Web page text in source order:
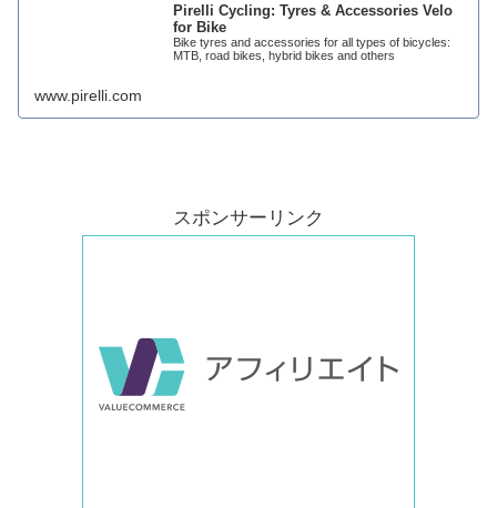
Pirelli Cycling: Tyres & Accessories Velo
for Bike
Bike tyres and accessories for all types of bicycles:
MTB, road bikes, hybrid bikes and others
www.pirelli.com
スポンサーリンク